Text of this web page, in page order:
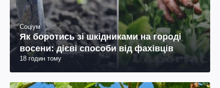
Соціум
Як боротись зі шкідниками на городі
восени: дієві способи від фахівців
18 годин тому